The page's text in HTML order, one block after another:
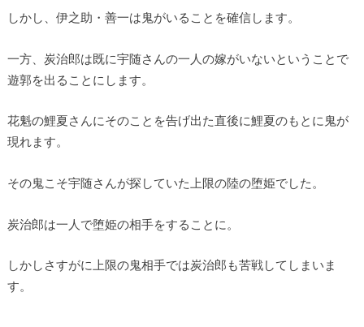
しかし、伊之助・善一は鬼がいることを確信します。
一方、炭治郎は既に宇随さんの一人の嫁がいないということで
遊郭を出ることにします。
花魁の鯉夏さんにそのことを告げ出た直後に鯉夏のもとに鬼が
現れます。
その鬼こそ宇随さんが探していた上限の陸の堕姫でした。
炭治郎は一人で堕姫の相手をすることに。
しかしさすがに上限の鬼相手では炭治郎も苦戦してしまいま
す。